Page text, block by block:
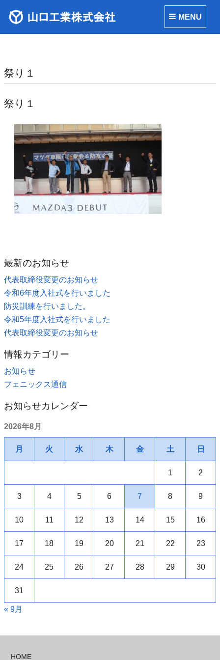
MENU
祭り１
祭り１
最新のお知らせ
代表取締役変更のお知らせ
令和6年度入社式を行いました
防災訓練を行いました。
令和5年度入社式を行いました
代表取締役変更のお知らせ
情報カテゴリー
お知らせ
フェニックス通信
お知らせカレンダー
2026年8月
月 火 水 木 金 土 日
1 2
3 4 5 6 7 8 9
10 11 12 13 14 15 16
17 18 19 20 21 22 23
24 25 26 27 28 29 30
31
« 9月
HOME